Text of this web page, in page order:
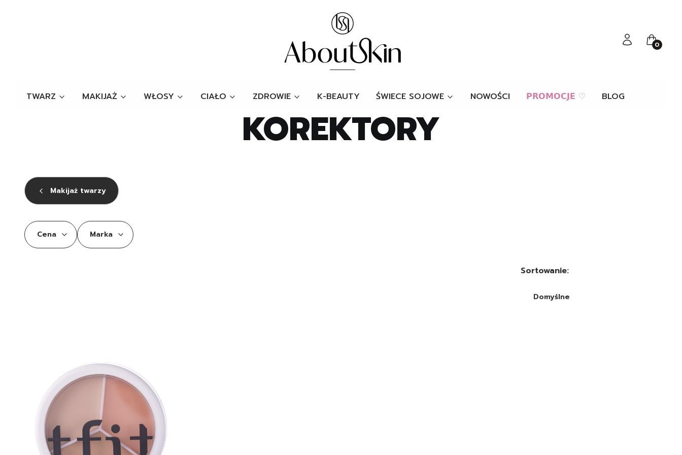
Zaloguj sięKoszyk
TWARZ MAKIJAŻ WŁOSY CIAŁO ZDROWIE K-BEAUTY ŚWIECE SOJOWE NOWOŚCI 𝗣𝗥𝗢𝗠𝗢𝗖𝗝𝗘 ♡ BLOG
KOREKTORY
Makijaż twarzy
Cena Marka
Sortowanie:
Domyślne